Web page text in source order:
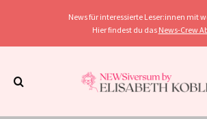
News für interessierte Leser:innen mit
Hier findest du das News-Crew